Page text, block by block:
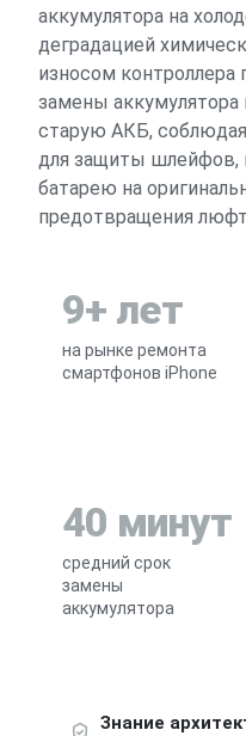
аккумулятора на
деградацией
износом контроллера
замены
старую АКБ,
для защиты шлейфов,
батарею на
предотвращения
9+ лет
на рынке ремонта
смартфонов iPhone
40 минут
средний срок
замены
аккумулятора
Знание